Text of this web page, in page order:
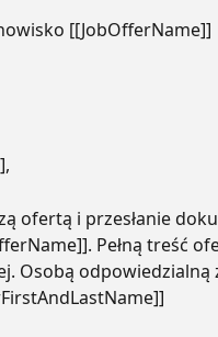
[[JobOfferName]]
ofertą i przesłanie
Pełną treść
Osobą